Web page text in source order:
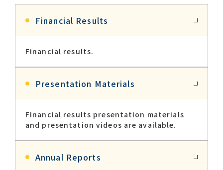
Contact list
Recommended keywords
#Company overview
Financial Results
Financial results.
Presentation Materials
Financial results presentation materials
and presentation videos are available.
Annual Reports